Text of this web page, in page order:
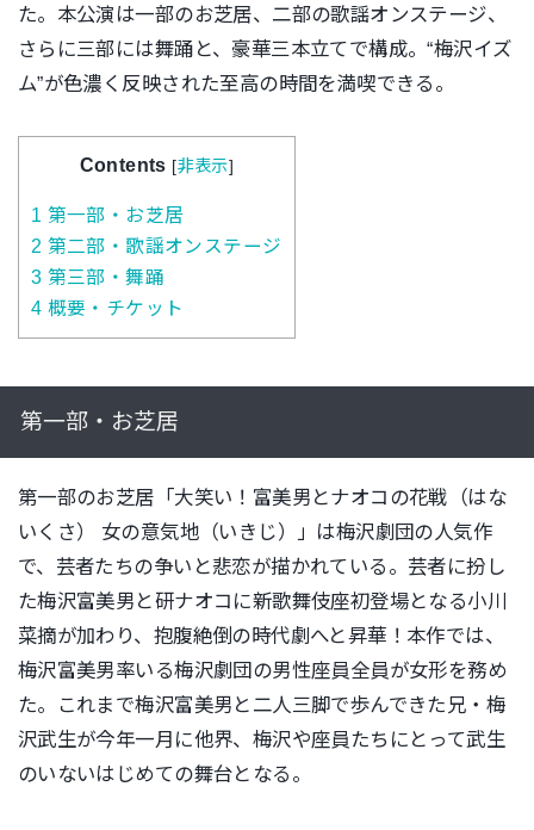
た。本公演は一部のお芝居、二部の歌謡オンステージ、
さらに三部には舞踊と、豪華三本立てで構成。“梅沢イズ
ム”が色濃く反映された至高の時間を満喫できる。
Contents [非表示]
1 第一部・お芝居
2 第二部・歌謡オンステージ
3 第三部・舞踊
4 概要・チケット
第一部・お芝居
第一部のお芝居「大笑い！富美男とナオコの花戦（はな
いくさ） 女の意気地（いきじ）」は梅沢劇団の人気作
で、芸者たちの争いと悲恋が描かれている。芸者に扮し
た梅沢富美男と研ナオコに新歌舞伎座初登場となる小川
菜摘が加わり、抱腹絶倒の時代劇へと昇華！ 本作では、
梅沢富美男率いる梅沢劇団の男性座員全員が女形を務め
た。これまで梅沢富美男と二人三脚で歩んできた兄・梅
沢武生が今年一月に他界、梅沢や座員たちにとって武生
のいないはじめての舞台となる。